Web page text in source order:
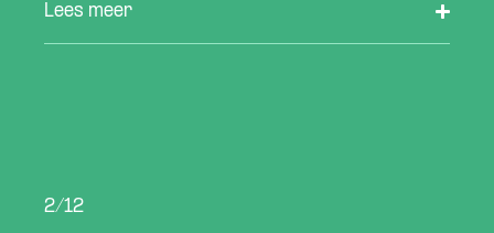
Lees meer
2/12